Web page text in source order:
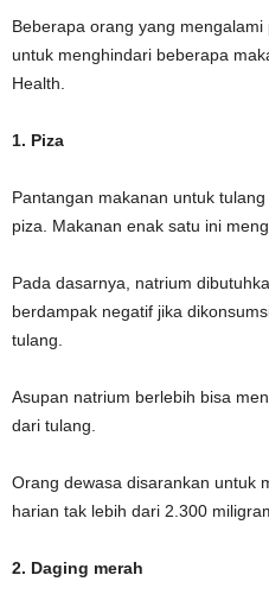
Beberapa orang yang
untuk menghindari beberapa
Health.
1.
Pantangan makanan untuk
piza. Makanan enak satu ini
Pada dasarnya, natrium
berdampak negatif jika
tulang.
Asupan natrium berlebih bisa
dari tulang.
Orang dewasa disarankan untuk
harian tak lebih dari 2.300
2. Daging merah